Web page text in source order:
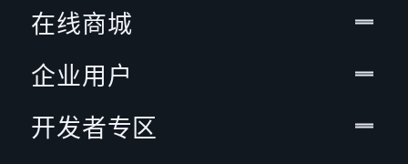
在线商城
企业用户
开发者专区